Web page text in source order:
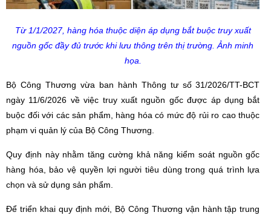
Từ 1/1/2027, hàng hóa thuộc diện áp dụng bắt buộc truy xuất
nguồn gốc đầy đủ trước khi lưu thông trên thị trường. Ảnh minh
họa.
Bộ Công Thương vừa ban hành Thông tư số 31/2026/TT-BCT
ngày 11/6/2026 về việc truy xuất nguồn gốc được áp dụng bắt
buộc đối với các sản phẩm, hàng hóa có mức độ rủi ro cao thuộc
phạm vi quản lý của Bộ Công Thương.
Quy định này nhằm tăng cường khả năng kiểm soát nguồn gốc
hàng hóa, bảo vệ quyền lợi người tiêu dùng trong quá trình lựa
chọn và sử dụng sản phẩm.
Để triển khai quy định mới, Bộ Công Thương vận hành tập trung